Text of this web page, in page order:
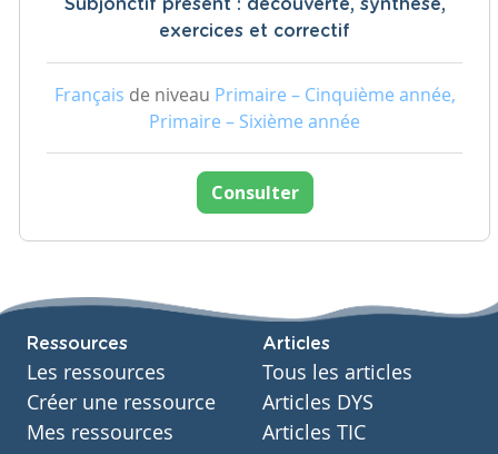
Subjonctif présent : découverte, synthèse,
exercices et correctif
Français de niveau Primaire – Cinquième année,
Primaire – Sixième année
Consulter
Ressources
Les ressources
Créer une ressource
Mes ressources
Articles
Tous les articles
Articles DYS
Articles TIC